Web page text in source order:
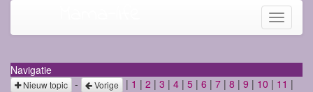
Toggle
Navigatie
Nieuw topic - Vorige | 1 | 2 | 3 | 4 | 5 | 6 | 7 | 8 | 9 | 10 | 11 |